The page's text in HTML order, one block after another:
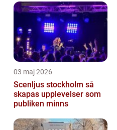
03 maj 2026
Scenljus stockholm så
skapas upplevelser som
publiken minns